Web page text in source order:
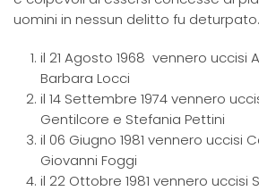
uomini in nessun delitto fu deturpato.
il 21 Agosto 1968 vennero uccisi
Barbara Locci
il 14 Settembre 1974 vennero
Gentilcore e Stefania Pettini
il 06 Giugno 1981 vennero uccisi
Giovanni Foggi
il 22 Ottobre 1981 vennero uccisi